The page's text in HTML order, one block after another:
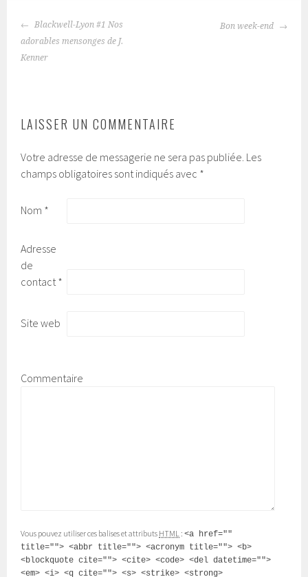
NAVIGATION
DES
Blackwell-Lyon #1 Nos
adorables mensonges de J.
Kenner
Bon week-end
LAISSER UN COMMENTAIRE
Votre adresse de messagerie ne sera pas publiée. Les
champs obligatoires sont indiqués avec *
Nom *
Adresse
de
contact *
Site web
Commentaire
Vous pouvez utiliser ces balises et attributs HTML :<a href=""
title=""> <abbr title=""> <acronym title=""> <b>
<blockquote cite=""> <cite> <code> <del datetime="">
<em> <i> <q cite=""> <s> <strike> <strong>